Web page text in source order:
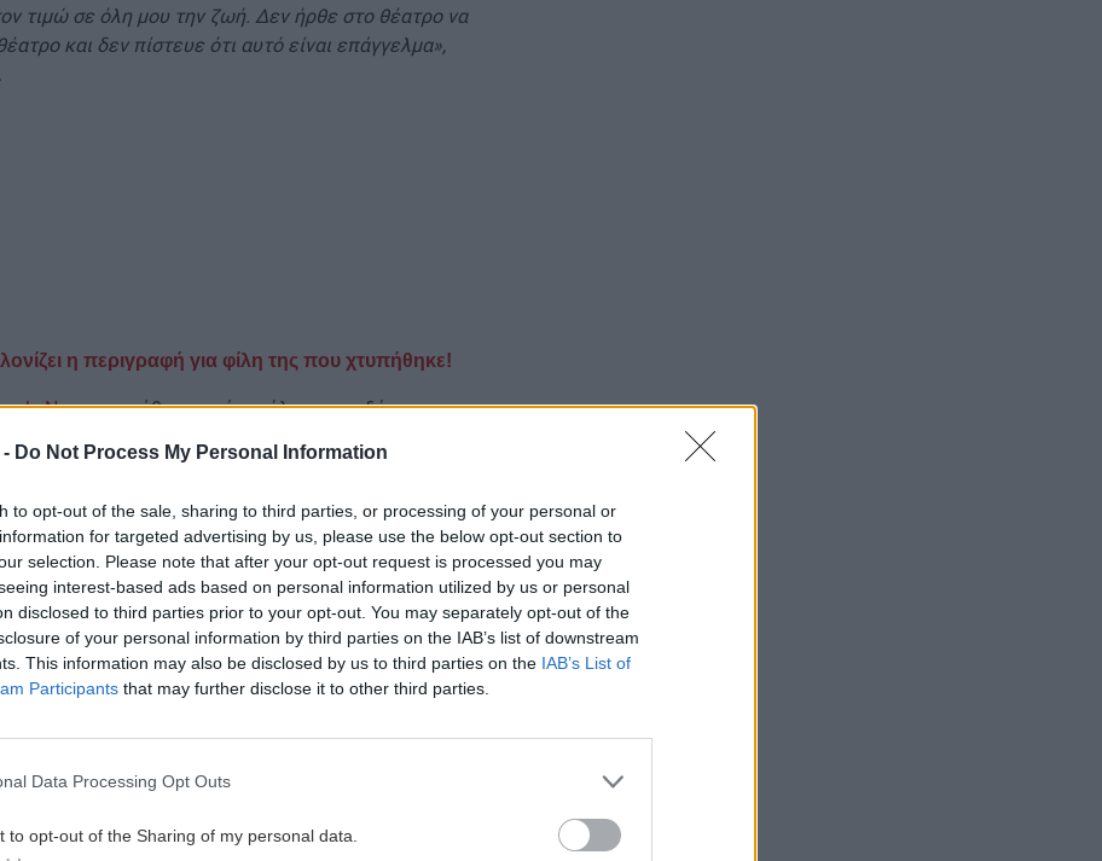
- Do Not Process My Personal Information
to opt-out of the sale, sharing to third parties, or processing of your personal or
for targeted advertising by us, please use the below opt-out section to
selection. Please note that after your opt-out request is processed you may
interest-based ads based on personal information utilized by us or personal
disclosed to third parties prior to your opt-out. You may separately opt-out of the
of your personal information by third parties on the IAB’s list of downstream
This information may also be disclosed by us to third parties on the IAB’s List of
Participants that may further disclose it to other third parties.
Data Processing Opt Outs
to opt-out of the Sharing of my personal data.
τιμώ σε όλη μου την ζωή. Δεν ήρθε στο θέατρο να
και δεν πίστευε ότι αυτό είναι επάγγελμα»,
η περιγραφή για φίλη της που χτυπήθηκε!
Newsκαι μάθετε πρώτοι όλες τις ειδήσεις για
ΕΙΔΗΣΕΩΝ
18:11
18:00
16:37
ΚΡΗΤΗ
Μαγειρέματα» με αφορμή την
Παγκόσμια Ημέρα Τουρισμού